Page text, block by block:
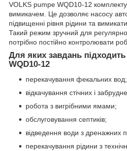
VOLKS pumpe WQD10-12
вимикачем. Це дозволяє насосу
підвищенні рівня рідини та
Такий режим зручний для
потрібно постійно контролювати
Для яких завдань
WQD10-12
перекачування фекальних вод;
відкачування стічних і
робота з вигрібними ямами;
обслуговування септиків;
відведення води з дренажних
перекачування рідини з